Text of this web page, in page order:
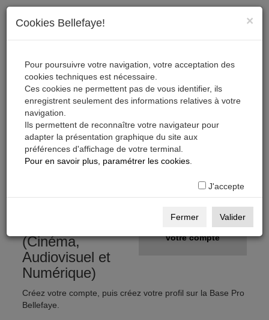
S'inscrire, télécharger,
votre compte
(Cinéma,
Audiovisuel et
Numérique)
Créez votre compte, puis créez votre profil sur la Base Pro
Bellefaye.
×
Cookies Bellefaye!
Pour poursuivre votre navigation, votre acceptation des
cookies techniques est nécessaire.
Ces cookies ne permettent pas de vous identifier, ils
enregistrent seulement des informations relatives à votre
navigation.
Ils permettent de reconnaître votre navigateur pour
adapter la présentation graphique du site aux
préférences d'affichage de votre terminal.
Pour en savoir plus, paramétrer les cookies
J'accepte
Fermer Valider